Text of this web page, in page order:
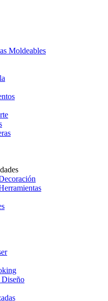
Moldeables
Diseño